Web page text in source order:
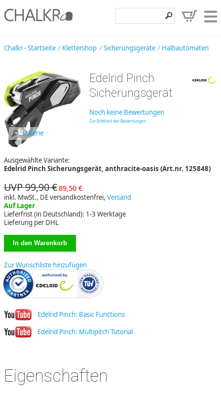
Klettershop
Entdecken
Chalkr - Startseite Klettershop Sicherungsgeräte Halbautomaten
Galerie
Edelrid Pinch
Sicherungsgerät
Noch keine Bewertungen
Zur Echtheit der Bewertungen
Ausgewählte Variante:
Edelrid Pinch Sicherungsgerät, anthracite-oasis (Art.nr. 125848)
UVP 99,90 €89,50 €
inkl. MwSt., DE versandkostenfrei, Versand
Auf Lager
Lieferfrist (in Deutschland): 1-3 Werktage
Lieferung per DHL
Zur Wunschliste hinzufügen
Edelrid Pinch: Basic Functions
Edelrid Pinch: Multipitch Tutorial
Eigenschaften